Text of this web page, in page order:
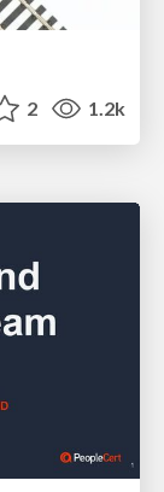
2 1.2k